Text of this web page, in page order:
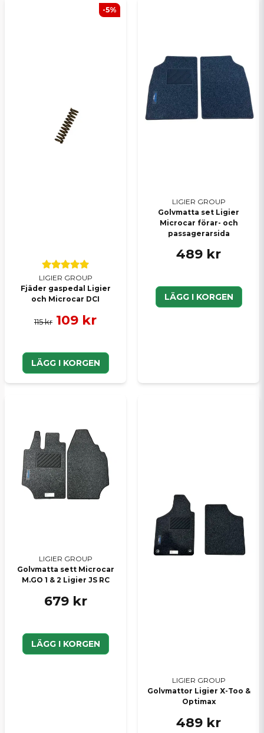
LIGIER GROUP
Fjäder gaspedal Ligier
och Microcar DCI
115 kr 109 kr
LÄGG I KORGEN
-5%
LIGIER GROUP
Golvmatta set Ligier
Microcar förar- och
passagerarsida
489 kr
LÄGG I KORGEN
LIGIER GROUP
Golvmatta sett Microcar
M.GO 1 & 2 Ligier JS RC
679 kr
LÄGG I KORGEN
LIGIER GROUP
Golvmattor Ligier X-Too &
Optimax
489 kr